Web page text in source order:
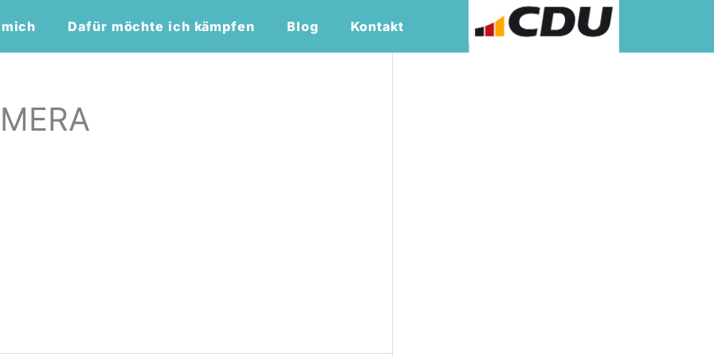
Dafür möchte ich kämpfen Blog Kontakt